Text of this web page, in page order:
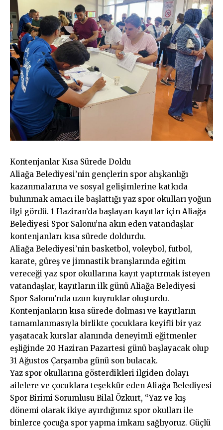
Kontenjanlar Kısa Sürede Doldu
Aliağa Belediyesi’nin gençlerin spor alışkanlığı
kazanmalarına ve sosyal gelişimlerine katkıda
bulunmak amacı ile başlattığı yaz spor okulları yoğun
ilgi gördü. 1 Haziran’da başlayan kayıtlar için Aliağa
Belediyesi Spor Salonu’na akın eden vatandaşlar
kontenjanları kısa sürede doldurdu.
Aliağa Belediyesi’nin basketbol, voleybol, futbol,
karate, güreş ve jimnastik branşlarında eğitim
vereceği yaz spor okullarına kayıt yaptırmak isteyen
vatandaşlar, kayıtların ilk günü Aliağa Belediyesi
Spor Salonu’nda uzun kuyruklar oluşturdu.
Kontenjanların kısa sürede dolması ve kayıtların
tamamlanmasıyla birlikte çocuklara keyifli bir yaz
yaşatacak kurslar alanında deneyimli eğitmenler
eşliğinde 20 Haziran Pazartesi günü başlayacak olup
31 Ağustos Çarşamba günü son bulacak.
Yaz spor okullarına gösterdikleri ilgiden dolayı
ailelere ve çocuklara teşekkür eden Aliağa Belediyesi
Spor Birimi Sorumlusu Bilal Özkurt, “Yaz ve kış
dönemi olarak ikiye ayırdığımız spor okulları ile
binlerce çocuğa spor yapma imkanı sağlıyoruz. Güçlü